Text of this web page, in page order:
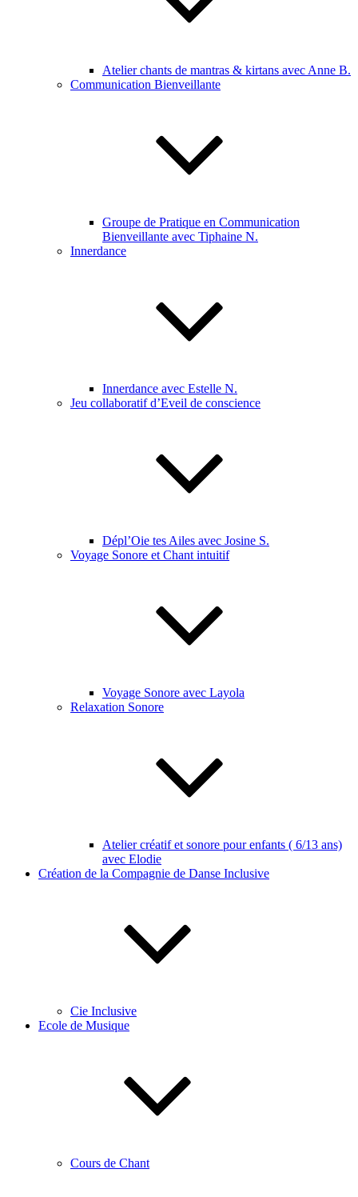
Atelier chants de mantras & kirtans avec Anne B.
Communication Bienveillante
Groupe de Pratique en Communication
Bienveillante avec Tiphaine N.
Innerdance
Innerdance avec Estelle N.
Jeu collaboratif d’Eveil de conscience
Dépl’Oie tes Ailes avec Josine S.
Voyage Sonore et Chant intuitif
Voyage Sonore avec Layola
Relaxation Sonore
Atelier créatif et sonore pour enfants ( 6/13 ans)
avec Elodie
Création de la Compagnie de Danse Inclusive
Cie Inclusive
Ecole de Musique
Cours de Chant